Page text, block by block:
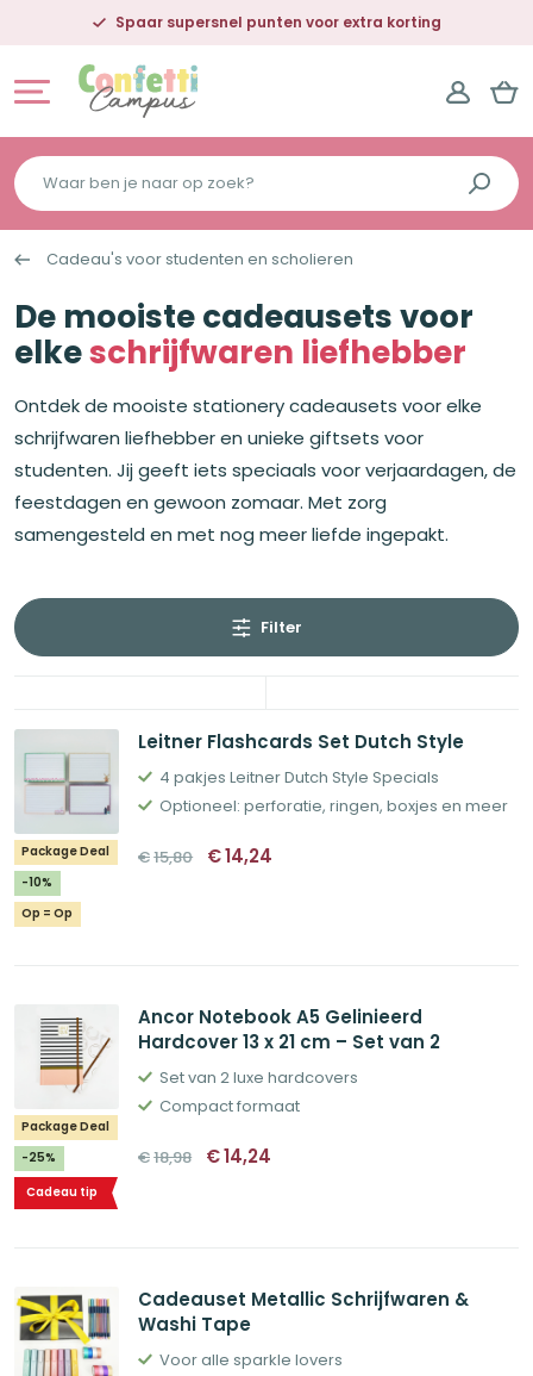
Spaar supersnel punten voor extra korting
Waar
ben
je
naar
op
zoek?
Cadeau's voor studenten en scholieren
De mooiste cadeausets voor
elkeschrijfwaren liefhebber
Ontdek de mooiste stationery cadeausets voor elke
schrijfwaren liefhebber en unieke giftsets voor
studenten. Jij geeft iets speciaals voor verjaardagen, de
feestdagen en gewoon zomaar. Met zorg
samengesteld en met nog meer liefde ingepakt.
Filter
Package Deal
-10%
Op = Op
Leitner Flashcards Set Dutch Style
4 pakjes Leitner Dutch Style Specials
Optioneel: perforatie, ringen, boxjes en meer
€15,80 Oorspronkelijke
prijs
€14,24
Package Deal
-25%
Cadeau tip
Ancor Notebook A5 Gelinieerd
Hardcover 13 x 21 cm – Set van 2
Set van 2 luxe hardcovers
Compact formaat
€18,98 Oorspronkelijke
prijs
€14,24
Cadeauset Metallic Schrijfwaren &
Washi Tape
Voor alle sparkle lovers